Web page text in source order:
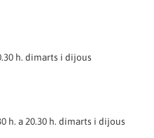
h. dimarts i dijous
h. a 20.30 h. dimarts i dijous